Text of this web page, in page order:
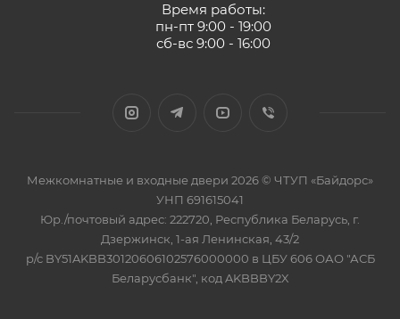
Время работы:
пн-пт 9:00 - 19:00
сб-вс 9:00 - 16:00
Межкомнатные и входные двери 2026 © ЧТУП «Байдорс»
УНП 691615041
Юр./почтовый адрес: 222720, Республика Беларусь, г.
Дзержинск, 1-ая Ленинская, 43/2
р/с BY51AKBB30120606102576000000 в ЦБУ 606 ОАО "АСБ
Беларусбанк", код AKBBBY2X